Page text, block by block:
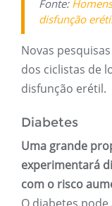
Fonte:
disfunção
Novas
dos ciclistas de
disfunção erétil.
Diabetes
Uma grande
experimentará
com o risco